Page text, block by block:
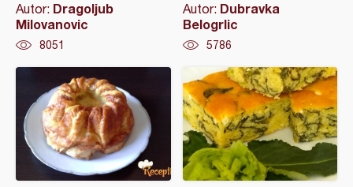
Autor: Dragoljub
Milovanovic
8051
Autor: Dubravka
Belogrlic
5786